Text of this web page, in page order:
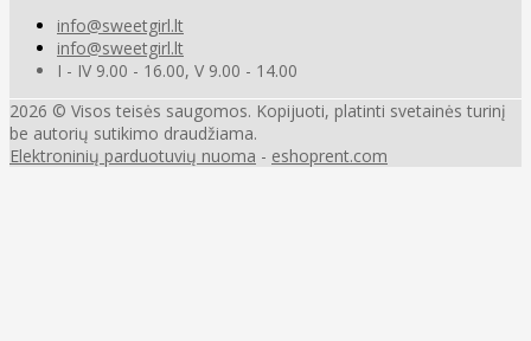
info@sweetgirl.lt
info@sweetgirl.lt
I - IV 9.00 - 16.00, V 9.00 - 14.00
2026 © Visos teisės saugomos. Kopijuoti, platinti svetainės turinį
be autorių sutikimo draudžiama.
Elektroninių parduotuvių nuoma - eshoprent.com